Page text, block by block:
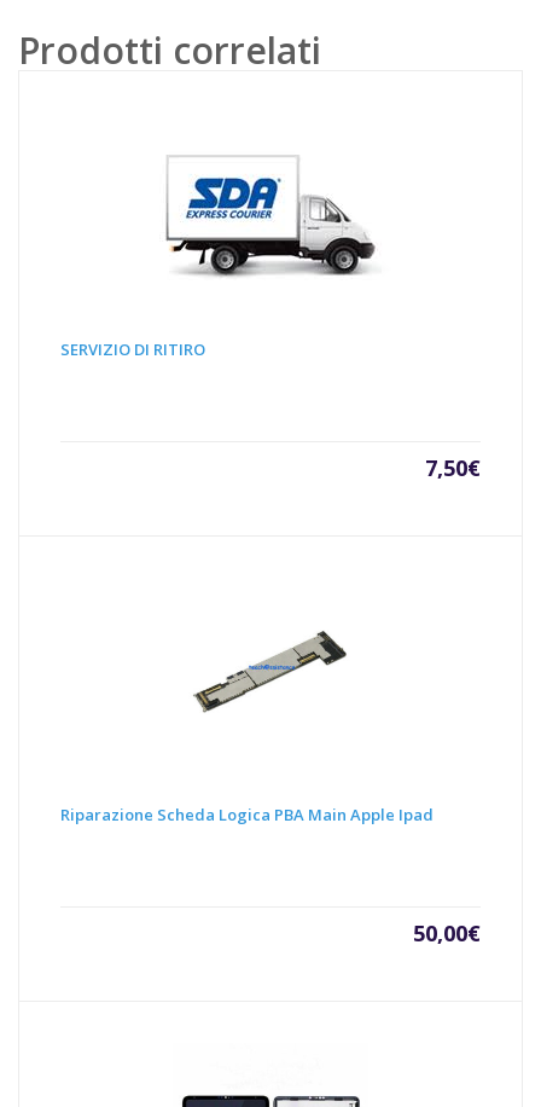
A1934-
Prodotti correlati
SERVIZIO DI RITIRO
7,50€
Riparazione Scheda Logica PBA Main Apple Ipad
50,00€